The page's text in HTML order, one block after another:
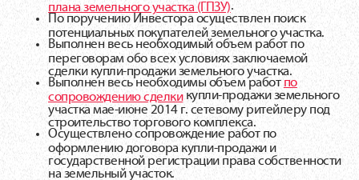
плана земельного участка (ГПЗУ).
По поручению Инвестора осуществлен поиск
потенциальных покупателей земельного участка.
Выполнен весь необходимый объем работ по
переговорам обо всех условиях заключаемой
сделки купли-продажи земельного участка.
Выполнен весь необходимы объем работпо
сопровождению сделкикупли-продажи земельного
участка мае-июне 2014 г. сетевому ритейлеру под
строительство торгового комплекса.
Осуществлено сопровождение работ по
оформлению договора купли-продажи и
государственной регистрации права собственности
на земельный участок.